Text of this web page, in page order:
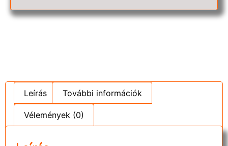
Leírás További információk
Vélemények (0)